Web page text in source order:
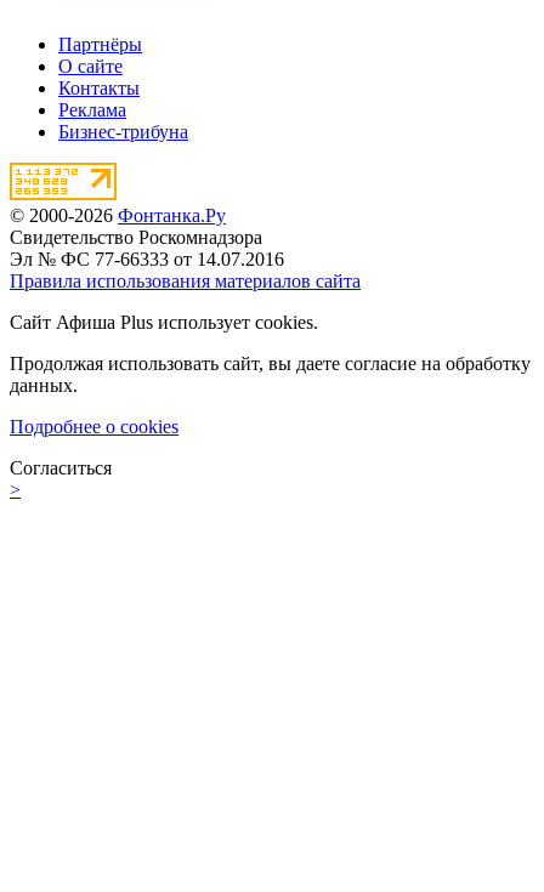
Партнёры
О сайте
Контакты
Реклама
Бизнес-трибуна
© 2000-2026 Фонтанка.Ру
Свидетельство Роскомнадзора
Эл № ФС 77-66333 от 14.07.2016
Правила использования материалов сайта
Сайт Афиша Plus использует cookies.
Продолжая использовать сайт, вы даете согласие на обработку
данных.
Подробнее о cookies
Согласиться
>